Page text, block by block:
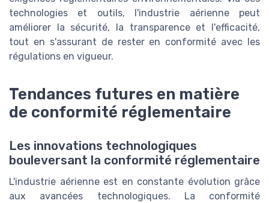
technologies et outils, l'industrie aérienne peut
améliorer la sécurité, la transparence et l'efficacité,
tout en s'assurant de rester en conformité avec les
régulations en vigueur.
Tendances futures en matière
de conformité réglementaire
Les innovations technologiques
bouleversant la conformité réglementaire
L'industrie aérienne est en constante évolution grâce
aux avancées technologiques. La conformité